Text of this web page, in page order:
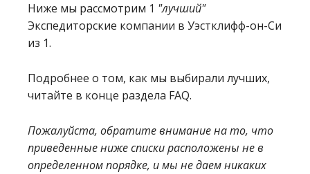
Ниже мы рассмотрим 1 "лучший"
Экспедиторские компании в Уэстклифф-он-Си
из 1.
Подробнее о том, как мы выбирали лучших,
читайте в конце раздела FAQ.
Пожалуйста, обратите внимание на то, что
приведенные ниже списки расположены не в
определенном порядке, и мы не даем никаких